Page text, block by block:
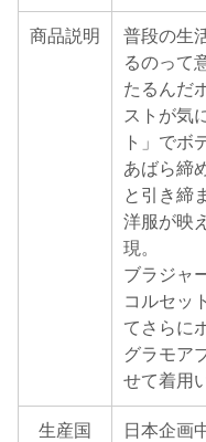
商品説明
普段の生
るのって
たるんだ
ストが気
ト」でボ
あばら締
と引き締
洋服が映
現。
ブラジャ
コルセッ
てさらに
グラモア
せて着用
生産国
日本企画